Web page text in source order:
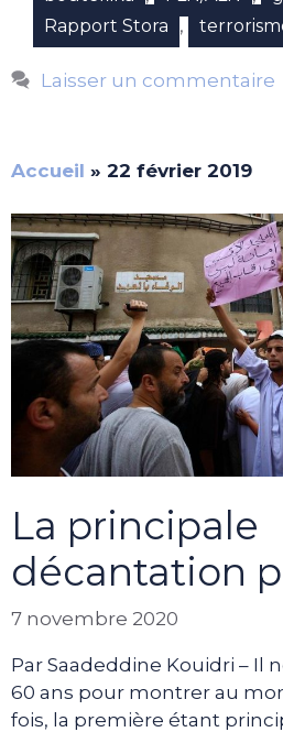
Rapport Stora ,
Laisser un commentaire
Accueil » 22 février 2019
La principale
décantation
7 novembre 2020
Par Saadeddine Kouidri – Il
60 ans pour montrer au
fois, la première étant